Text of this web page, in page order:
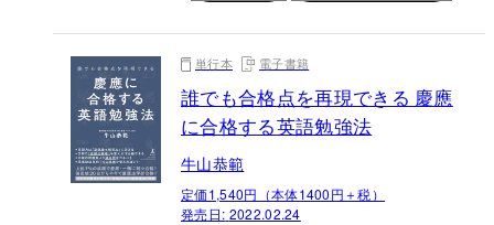
単行本 電子書籍
誰でも合格点を再現できる 慶應
に合格する英語勉強法
牛山恭範
定価1,540円（本体1400円＋税）
発売日: 2022.02.24